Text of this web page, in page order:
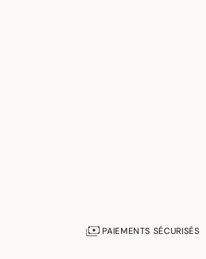
PAIEMENTS SÉCURISÉS